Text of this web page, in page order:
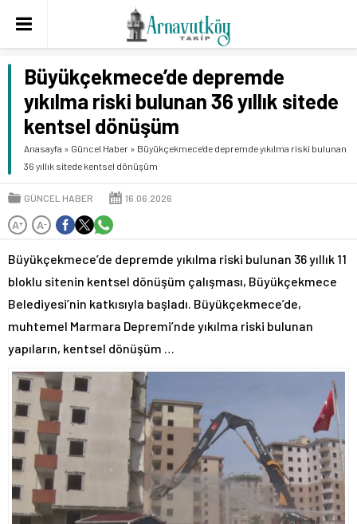
Büyükçekmece’de depremde
yıkılma riski bulunan 36 yıllık sitede
kentsel dönüşüm
Anasayfa » Güncel Haber » Büyükçekmece’de depremde yıkılma riski bulunan
36 yıllık sitede kentsel dönüşüm
GÜNCEL HABER 16.06.2026
A+ A-
Büyükçekmece’de depremde yıkılma riski bulunan 36 yıllık 11
bloklu sitenin kentsel dönüşüm çalışması, Büyükçekmece
Belediyesi’nin katkısıyla başladı. Büyükçekmece’de,
muhtemel Marmara Depremi’nde yıkılma riski bulunan
yapıların, kentsel dönüşüm …